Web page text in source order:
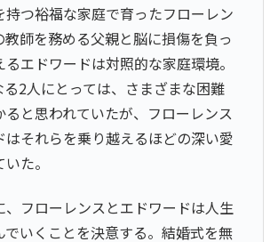
持つ裕福な家庭で育ったフローレン
教師を務める父親と脳に損傷を負っ
エドワードは対照的な家庭環境。
る2人にとっては、さまざまな困難
ると思われていたが、フローレンス
はそれらを乗り越えるほどの深い愛
た。
、フローレンスとエドワードは人生
でいくことを決意する。結婚式を無